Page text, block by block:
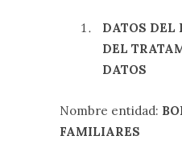
DATOS DEL
DEL
DATOS
Nombre entidad:
FAMILIARES